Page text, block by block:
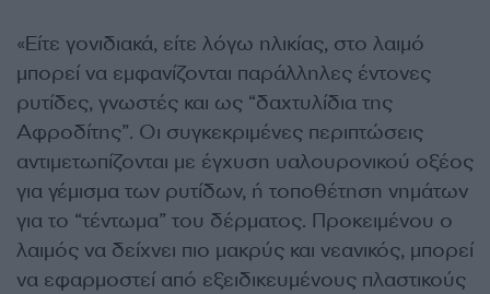
«Είτε γονιδιακά, είτε λόγω ηλικίας, στο λαιμό
μπορεί να εμφανίζονται παράλληλες έντονες
ρυτίδες, γνωστές και ως “δαχτυλίδια της
Αφροδίτης”. Οι συγκεκριμένες περιπτώσεις
αντιμετωπίζονται με έγχυση υαλουρονικού οξέος
για γέμισμα των ρυτίδων, ή τοποθέτηση νημάτων
για το “τέντωμα” του δέρματος. Προκειμένου ο
λαιμός να δείχνει πιο μακρύς και νεανικός, μπορεί
να εφαρμοστεί από εξειδικευμένους πλαστικούς